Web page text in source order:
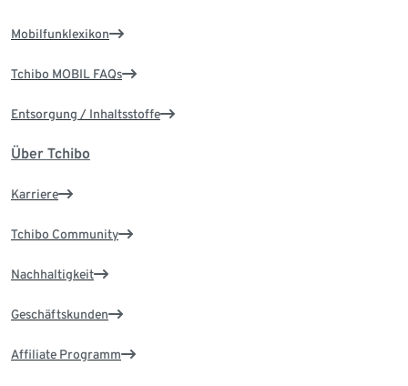
Mobilfunklexikon
Tchibo MOBIL FAQs
Entsorgung / Inhaltsstoffe
Über Tchibo
Karriere
Tchibo Community
Nachhaltigkeit
Geschäftskunden
Affiliate Programm